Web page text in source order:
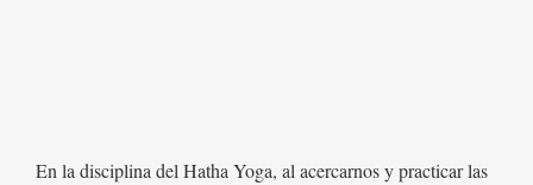
En la disciplina del Hatha Yoga, al acercarnos y practicar las